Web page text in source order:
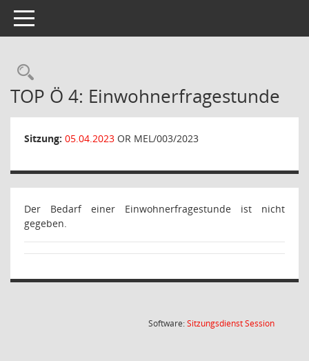
Toggle navigation
Rechercheauswahl
TOP Ö 4: Einwohnerfragestunde
Sitzung: 05.04.2023 OR MEL/003/2023
Der Bedarf einer Einwohnerfragestunde ist nicht
gegeben.
Software:SitzungsdienstSession(Wird in